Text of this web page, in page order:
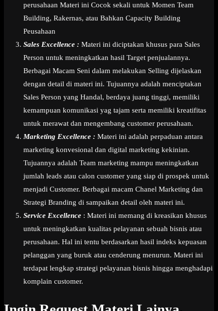
perusahaan Materi ini Cocok sekali untuk Momen Team
Building, Rakernas, atau Bahkan Capacity Building
Peusahaan
Sales Excellence : Materi ini diciptakan khusus para Sales
Person untuk meningkatkan hasil Target penjualannya.
Berbagai Macam Seni dalam melakukan Selling dijelaskan
dengan detail di materi ini. Tujuannya adalah menciptakan
Sales Person yang Handal, berdaya juang tinggi, memiliki
kemampuan komunikasi yag tajam serta memiliki kreatifitas
untuk merawat dan mengembang customer perusahaan.
Marketing Excellence : Materi ini adalah perpaduan antara
marketing konvesional dan digital marketing kekinian.
Tujuannya adalah Team marketing mampu meningkatkan
jumlah leads atau calon customer yang siap di prospek untuk
menjadi Customer. Berbagai macam Chanel Marketing dan
Strategi Branding di sampaikan detail oleh materi ini.
Service Excellence : Materi ini memang di kreasikan khusus
untuk meningkatkan kualitas pelayanan sebuah bisnis atau
perusahaan. Hal ini tentu berdasarkan hasil indeks kepuasan
pelanggan yang buruk atau cenderung menurun. Materi ini
terdapat lengkap strategi pelayanan bisnis hingga menghadapi
komplain customer.